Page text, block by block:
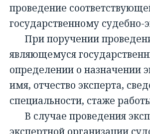
проведение
государственному
При поручении
являющемуся
определении о назначении
имя, отчество эксперта,
специальности, стаже
В случае проведения